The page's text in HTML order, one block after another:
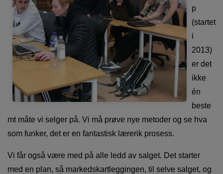
p
(startet
i
2013)
er det
ikke
én
beste
mt måte vi selger på. Vi må prøve nye metoder og se hva
som funker, det er en fantastisk lærerik prosess.
Vi får også være med på alle ledd av salget. Det starter
med en plan, så markedskartleggingen, til selve salget, og